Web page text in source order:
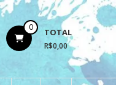
0 TOTAL
R$0,00